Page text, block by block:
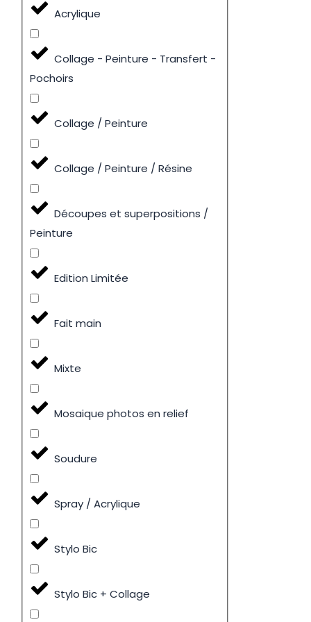
Acrylique
Collage - Peinture - Transfert -
Pochoirs
Collage / Peinture
Collage / Peinture / Résine
Découpes et superpositions /
Peinture
Edition Limitée
Fait main
Mixte
Mosaique photos en relief
Soudure
Spray / Acrylique
Stylo Bic
Stylo Bic + Collage